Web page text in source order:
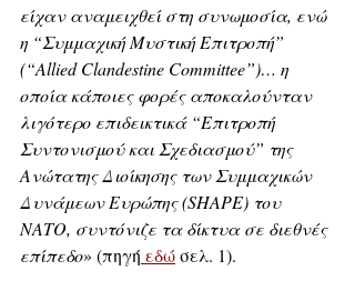
είχαν αναμειχθεί στη συνωμοσία, ενώ
η “Συμμαχική Μυστική Επιτροπή”
(“Allied Clandestine Committee”)… η
οποία κάποιες φορές αποκαλούνταν
λιγότερο επιδεικτικά “Επιτροπή
Συντονισμού και Σχεδιασμού” της
Ανώτατης Διοίκησης των Συμμαχικών
Δυνάμεων Ευρώπης (SHAPE) του
ΝΑΤΟ, συντόνιζε τα δίκτυα σε διεθνές
επίπεδο» (πηγή εδώ σελ. 1).